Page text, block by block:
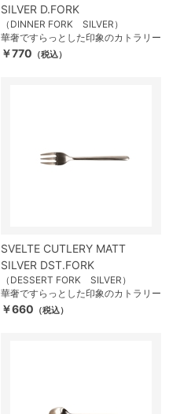
SILVER D.FORK
（DINNER FORK SILVER）
華奢ですらっとした印象のカトラリー
￥770 （税込）
SVELTE CUTLERY MATT
SILVER DST.FORK
（DESSERT FORK SILVER）
華奢ですらっとした印象のカトラリー
￥660 （税込）